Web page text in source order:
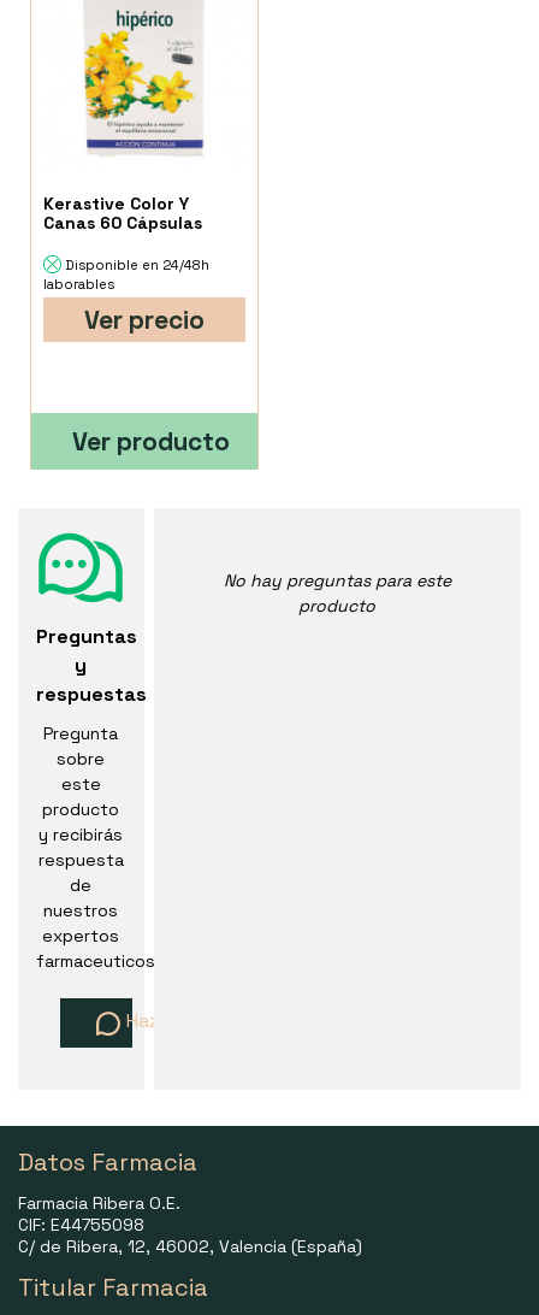
Kerastive Color Y
Canas 60 Cápsulas
Disponible en 24/48h
laborables
Ver precio
Ver producto
Preguntas
y
respuestas
Pregunta
sobre
este
producto
y recibirás
respuesta
de
nuestros
expertos
farmaceuticos
Haz una pregunta
No hay preguntas para este
producto
Datos Farmacia
Farmacia Ribera O.E.
CIF: E44755098
C/ de Ribera, 12, 46002, Valencia (España)
Titular Farmacia